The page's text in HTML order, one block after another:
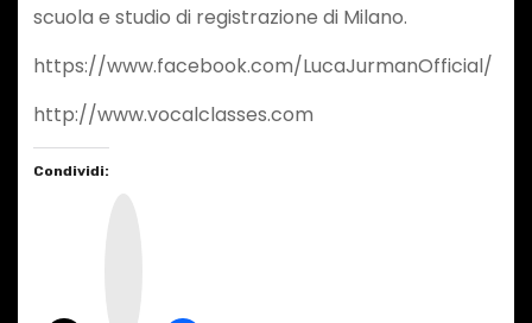
scuola e studio di registrazione di Milano.
https://www.facebook.com/LucaJurmanOfficial/
http://www.vocalclasses.com
Condividi: